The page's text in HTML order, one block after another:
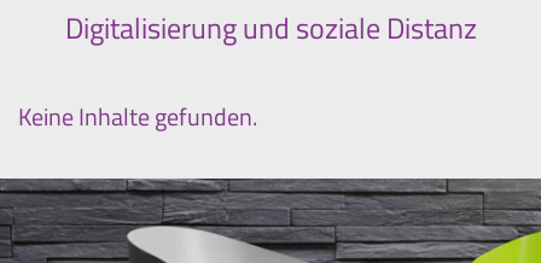
Digitalisierung und soziale Distanz
Keine Inhalte gefunden.